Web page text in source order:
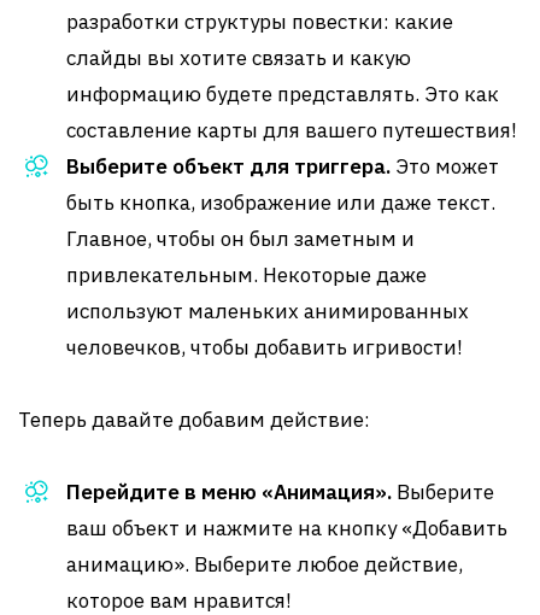
разработки структуры повестки: какие
слайды вы хотите связать и какую
информацию будете представлять. Это как
составление карты для вашего путешествия!
Выберите объект для триггера. Это может
быть кнопка, изображение или даже текст.
Главное, чтобы он был заметным и
привлекательным. Некоторые даже
используют маленьких анимированных
человечков, чтобы добавить игривости!
Теперь давайте добавим действие:
Перейдите в меню «Анимация». Выберите
ваш объект и нажмите на кнопку «Добавить
анимацию». Выберите любое действие,
которое вам нравится!